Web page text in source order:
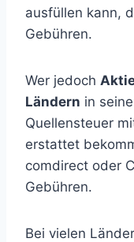
ausfüllen kann,
Gebühren.
Wer jedoch
Ländern in
Quellensteuer
erstattet
comdirect oder
Gebühren.
Bei vielen